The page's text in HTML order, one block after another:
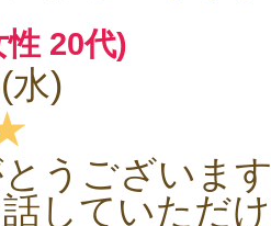
20代)
水)
うございま
していただ